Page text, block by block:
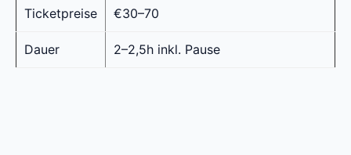
Ticketpreise €30–70
Dauer 2–2,5h inkl. Pause